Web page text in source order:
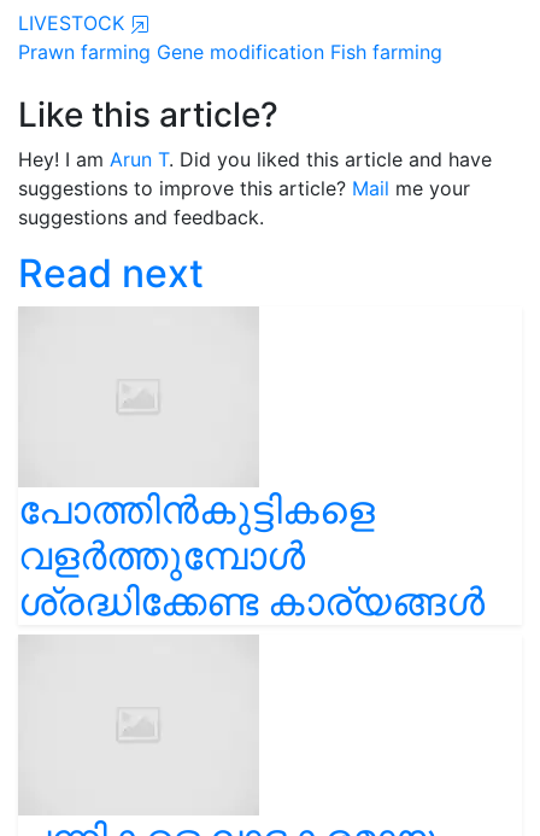
LIVESTOCK
Prawn farming Gene modification Fish farming
Like this article?
Hey! I am Arun T. Did you liked this article and have
suggestions to improve this article? Mail me your
suggestions and feedback.
Read next
പോത്തിൻകുട്ടികളെ
വളർത്തുമ്പോൾ
ശ്രദ്ധിക്കേണ്ട കാര്യങ്ങൾ